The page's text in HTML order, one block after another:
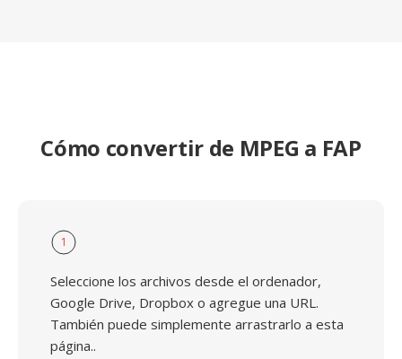
Cómo convertir de MPEG a FAP
1
Seleccione los archivos desde el ordenador,
Google Drive, Dropbox o agregue una URL.
También puede simplemente arrastrarlo a esta
página..